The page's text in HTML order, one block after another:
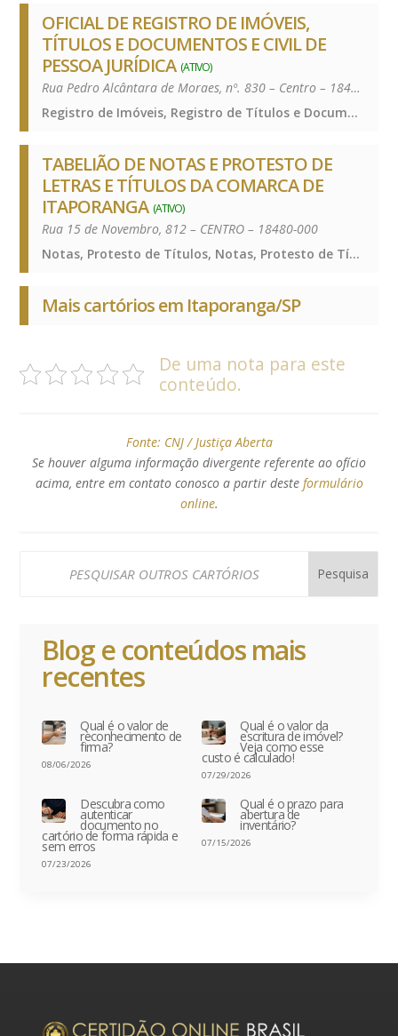
OFICIAL DE REGISTRO DE IMÓVEIS,
TÍTULOS E DOCUMENTOS E CIVIL DE
PESSOA JURÍDICA (ATIVO)
Rua Pedro Alcântara de Moraes, nº. 830 – Centro – 18480-000
Registro de Imóveis, Registro de Títulos e Documentos e Civis das Pessoas Jurídicas, Registro de Imóveis, Registro de Títulos e Documentos e Civis das Pessoas Jurídicas, Registro de Imóveis, Registro de Títulos e Documentos e Civis das Pessoas Jurídicas
TABELIÃO DE NOTAS E PROTESTO DE
LETRAS E TÍTULOS DA COMARCA DE
ITAPORANGA (ATIVO)
Rua 15 de Novembro, 812 – CENTRO – 18480-000
Notas, Protesto de Títulos, Notas, Protesto de Títulos, Notas, Protesto de Títulos
Mais cartórios em Itaporanga/SP
De uma nota para este
conteúdo.
Fonte: CNJ / Justiça Aberta
Se houver alguma informação divergente referente ao ofício
acima, entre em contato conosco a partir deste formulário
online.
Blog e conteúdos mais
recentes
Qual é o valor de
reconhecimento de
firma?
08/06/2026
Qual é o valor da
escritura de imóvel?
Veja como esse
custo é calculado!
07/29/2026
Descubra como
autenticar
documento no
cartório de forma rápida e
sem erros
07/23/2026
Qual é o prazo para
abertura de
inventário?
07/15/2026